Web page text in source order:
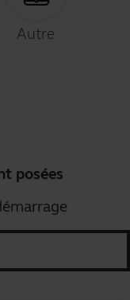
Autre
posées